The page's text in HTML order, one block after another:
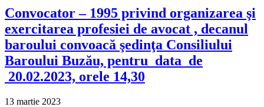
Convocator – 1995 privind organizarea şi
exercitarea profesiei de avocat , decanul
baroului convoacă şedinţa Consiliului
Baroului Buzău, pentru data de
20.02.2023, orele 14,30
13 martie 2023